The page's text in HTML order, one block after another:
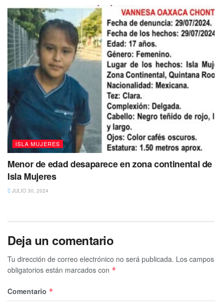
ISLA MUJERES
Menor de edad desaparece en zona continental de
Isla Mujeres
JULIO 30, 2024
Deja un comentario
Tu dirección de correo electrónico no será publicada. Los campos
obligatorios están marcados con *
Comentario *